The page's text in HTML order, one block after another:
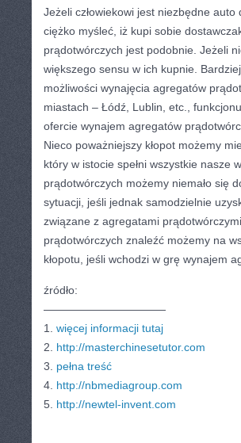
Jeżeli człowiekowi jest niezbędne
ciężko myśleć, iż kupi sobie
prądotwórczych jest podobnie. Jeżeli
większego sensu w ich kupnie.
możliwości wynajęcia agregatów
miastach – Łódź, Lublin, etc.,
ofercie wynajem agregatów
Nieco poważniejszy kłopot możemy
który w istocie spełni wszystkie nasze
prądotwórczych możemy niemało się
sytuacji, jeśli jednak samodzielnie
związane z agregatami
prądotwórczych znaleźć możemy na
kłopotu, jeśli wchodzi w grę wynajem
źródło:
———————————
1. więcej informacji tutaj
2. http://masterchinesetutor.com
3. pełna treść
4. http://nbmediagroup.com
5. http://newtel-invent.com